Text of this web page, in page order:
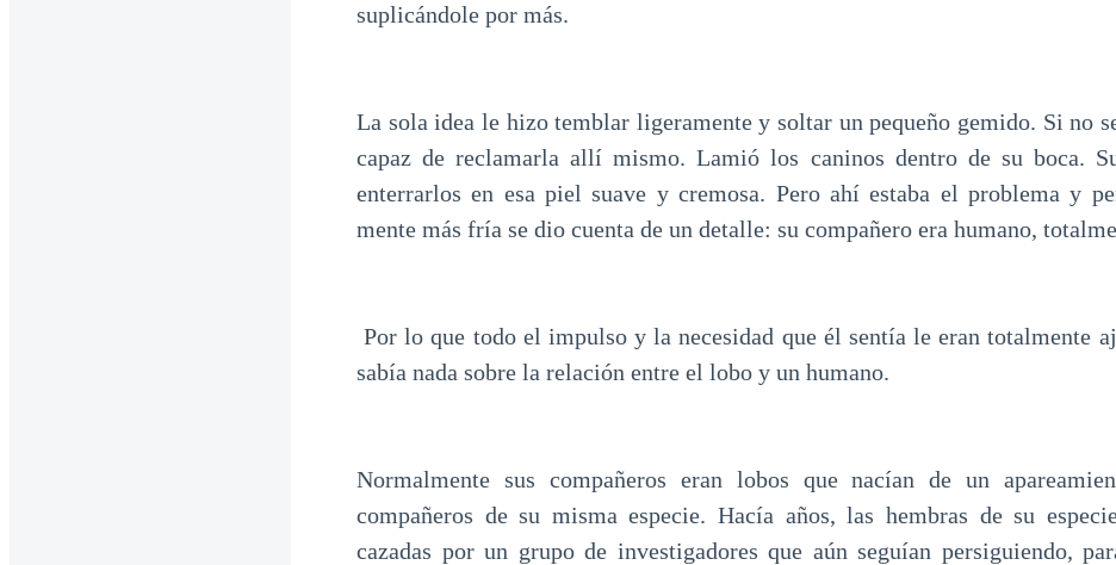
suplicándole por más.
La sola idea le hizo temblar ligeramente y soltar un pequeño gemido. Si no
capaz de reclamarla allí mismo. Lamió los caninos dentro de su boca.
enterrarlos en esa piel suave y cremosa. Pero ahí estaba el problema y
mente más fría se dio cuenta de un detalle: su compañero era humano,
Por lo que todo el impulso y la necesidad que él sentía le eran totalmente
sabía nada sobre la relación entre el lobo y un humano.
Normalmente sus compañeros eran lobos que nacían de un
compañeros de su misma especie. Hacía años, las hembras de su
cazadas por un grupo de investigadores que aún seguían persiguiendo,